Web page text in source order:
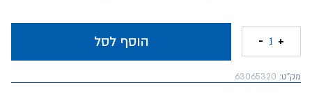
הוסף לסל +
1
-
מק"ט: 63065320